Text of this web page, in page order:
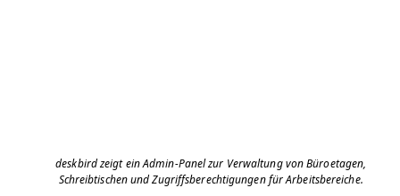
deskbird zeigt ein Admin-Panel zur Verwaltung von Büroetagen,
Schreibtischen und Zugriffsberechtigungen für Arbeitsbereiche.